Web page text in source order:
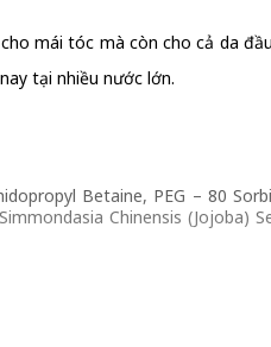
mái tóc mà còn cho cả da
tại nhiều nước lớn.
Betaine, PEG – 80
Chinensis (Jojoba)